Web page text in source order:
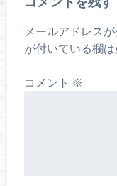
メールアドレス
が付いている欄
コメント ※